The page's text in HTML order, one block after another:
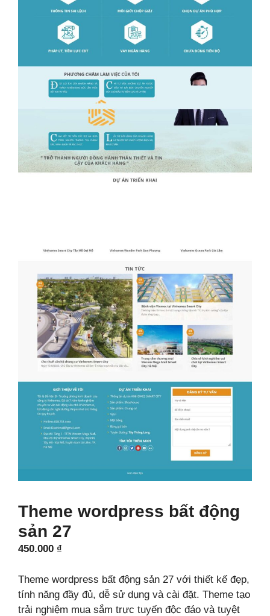
Theme wordpress bất động
sản 27
450.000 ₫
Theme wordpress bất động sản 27 với thiết kế đẹp,
tính năng đầy đủ, dễ sử dụng và cài đặt. Theme tạo
trải nghiệm mua sắm trực tuyến độc đáo và tuyệt